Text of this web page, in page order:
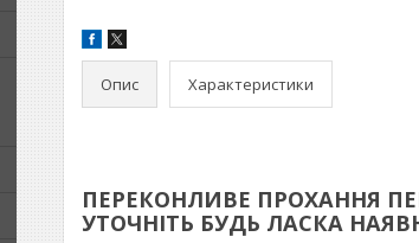
Опис Характеристики
ПЕРЕКОНЛИВЕ ПРОХАННЯ
УТОЧНІТЬ БУДЬ ЛАСКА